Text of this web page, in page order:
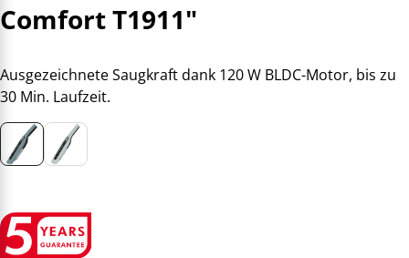
Comfort T1911"
Ausgezeichnete Saugkraft dank 120 W BLDC-Motor, bis zu
30 Min. Laufzeit.